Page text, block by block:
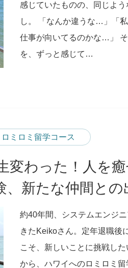
感じていたものの、同じよう
し。 「なんか違うな…」「
仕事が向いてるのかな…」
を、ずっと感じて…
ロミロミ留学コース
変わった！人を
新たな仲間との
約40年間、システムエンジ
きたKeikoさん。定年退職後
こそ、新しいことに挑戦し
から、ハワイへのロミロミ留